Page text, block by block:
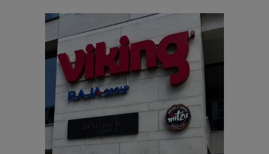
Mais au-delà des kilomètres et des classements, « 20
en mouvement ! » a surtout été l’occasion de fédérer
collaboratrices et collaborateurs du Groupe RAJA
d’une cause commune. Grâce à cette mobilisation, ce
50 000 € qui seront reversés à des associations
engagées pour les droits des femmes
dans les pays
Groupe RAJA est présent.